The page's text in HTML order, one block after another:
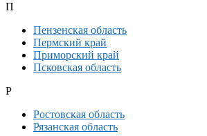
П
Пензенская область
Пермский край
Приморский край
Псковская область
Р
Ростовская область
Рязанская область